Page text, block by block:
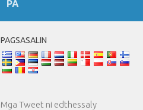
PA
PAGSASALIN
Mga Tweet ni edthessaly